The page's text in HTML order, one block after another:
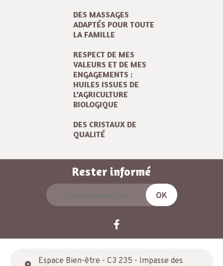
DES MASSAGES
ADAPTÉS POUR TOUTE
LA FAMILLE
RESPECT DE MES
VALEURS ET DE MES
ENGAGEMENTS :
HUILES ISSUES DE
L’AGRICULTURE
BIOLOGIQUE
DES CRISTAUX DE
QUALITÉ
Rester informé
Espace Bien-être - C3 235 - Impasse des